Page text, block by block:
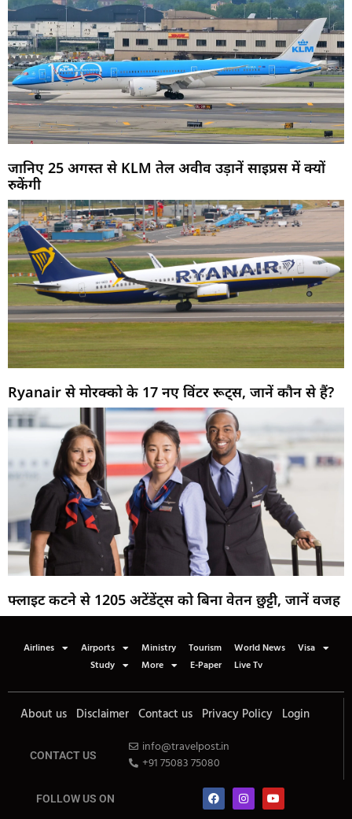
जानिए 25 अगस्त से KLM तेल अवीव उड़ानें साइप्रस में क्यों
रुकेंगी
Ryanair से मोरक्को के 17 नए विंटर रूट्स, जानें कौन से हैं?
फ्लाइट कटने से 1205 अटेंडेंट्स को बिना वेतन छुट्टी, जानें वजह
Airlines Airports Ministry Tourism World News
Visa
Study
More E-Paper Live Tv
About us Disclaimer Contact us Privacy Policy Login
CONTACT US
info@travelpost.in
+91 75083 75080
FOLLOW US ON